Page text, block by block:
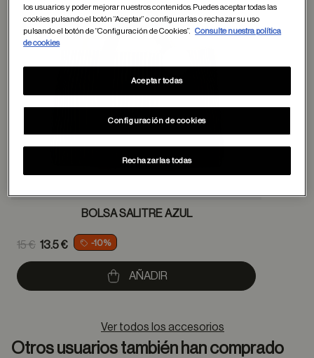
BOLSA SALITRE AZUL
Price reduced from
15 €
to
13.5 € -10%
AÑADIR
Ver todos los accesorios
Otros usuarios también han comprado
los usuarios y poder mejorar nuestros contenidos. Puedes aceptar todas las
cookies pulsando el botón “Aceptar” o configurarlas o rechazar su uso
pulsando el botón de “Configuración de Cookies”.
Consulte nuestra política
de cookies
Configuración de cookies
Rechazarlas todas
Aceptar todas